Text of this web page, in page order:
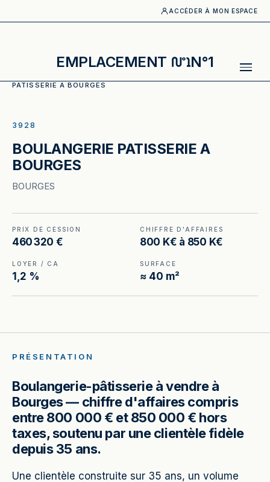
ACCÉDER À MON ESPACE
EMPLACEMENT N°1
PATISSERIE A BOURGES
3928
BOULANGERIE PATISSERIE A
BOURGES
BOURGES
PRIX DE CESSION
460 320 €
CHIFFRE D'AFFAIRES
800 K€ à 850 K€
LOYER / CA
1,2 %
SURFACE
≈ 40 m²
PRÉSENTATION
Boulangerie-pâtisserie à vendre à
Bourges — chiffre d'affaires compris
entre 800 000 € et 850 000 € hors
taxes, soutenu par une clientèle fidèle
depuis 35 ans.
Une clientèle construite sur 35 ans, un volume